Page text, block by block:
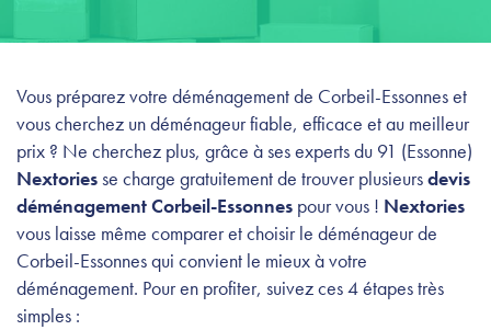
Vous préparez votre déménagement de Corbeil-Essonnes et
vous cherchez un déménageur fiable, efficace et au meilleur
prix ? Ne cherchez plus, grâce à ses experts du 91 (Essonne)
Nextoriesse charge gratuitement de trouver plusieursdevis
déménagement Corbeil-Essonnes pour vous ! Nextories
vous laisse même comparer et choisir le déménageur de
Corbeil-Essonnes qui convient le mieux à votre
déménagement. Pour en profiter, suivez ces 4 étapes très
simples :